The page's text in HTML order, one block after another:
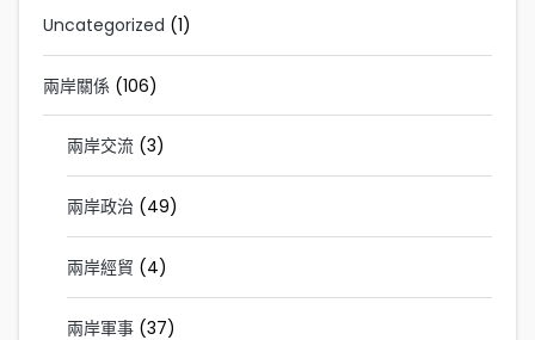
Uncategorized (1)
兩岸關係 (106)
兩岸交流 (3)
兩岸政治 (49)
兩岸經貿 (4)
兩岸軍事 (37)